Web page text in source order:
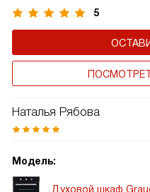
настоящему практичный
5
Наталья Рябова
Модель:
Духовой шкаф